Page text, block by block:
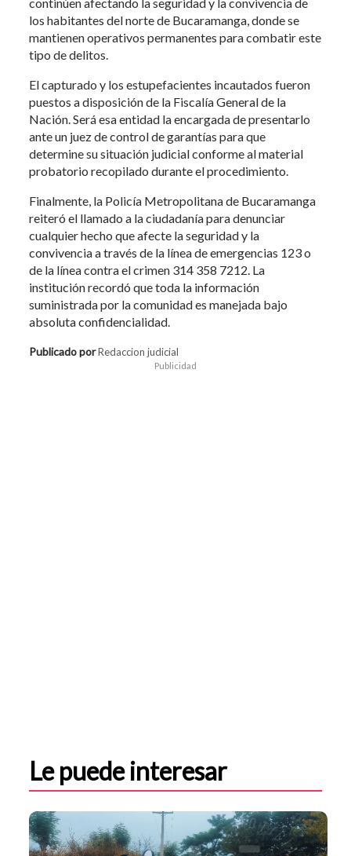
los habitantes del norte de Bucaramanga, donde se
mantienen operativos permanentes para combatir este
tipo de delitos.
El capturado y los estupefacientes incautados fueron
puestos a disposición de la Fiscalía General de la
Nación. Será esa entidad la encargada de presentarlo
ante un juez de control de garantías para que
determine su situación judicial conforme al material
probatorio recopilado durante el procedimiento.
Finalmente, la Policía Metropolitana de Bucaramanga
reiteró el llamado a la ciudadanía para denunciar
cualquier hecho que afecte la seguridad y la
convivencia a través de la línea de emergencias 123 o
de la línea contra el crimen 314 358 7212. La
institución recordó que toda la información
suministrada por la comunidad es manejada bajo
absoluta confidencialidad.
Publicado porRedaccion judicial
Publicidad
Le puede interesar